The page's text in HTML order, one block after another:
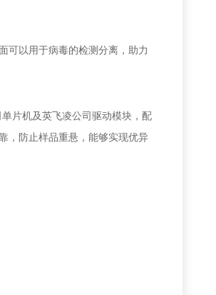
可以用于病毒的检测分离 ，助力
片机及英飞凌公司驱动模块，配
，防止样品重悬，能够实现优异